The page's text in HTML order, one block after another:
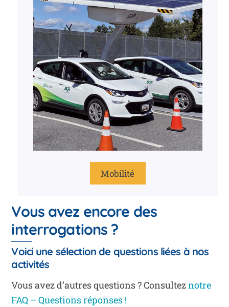
Mobilité
Vous avez encore des
interrogations ?
Voici une sélection de questions liées à nos
activités
Vous avez d’autres questions ? Consulteznotre
FAQ – Questions réponses !